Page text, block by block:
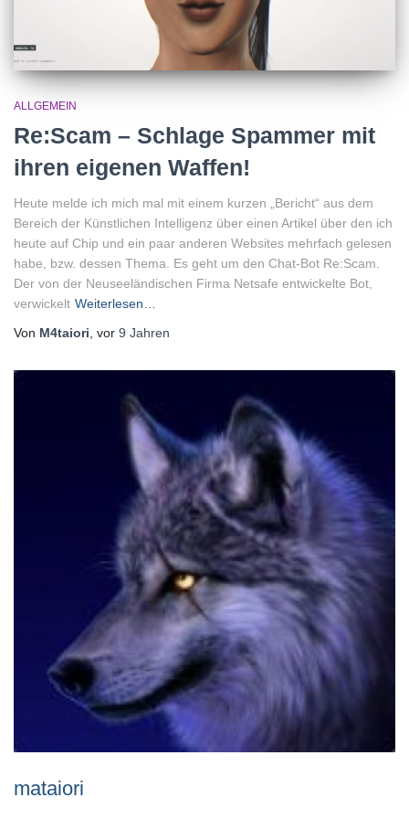
ALLGEMEIN
Re:Scam – Schlage Spammer mit
ihren eigenen Waffen!
Heute melde ich mich mal mit einem kurzen „Bericht“ aus dem
Bereich der Künstlichen Intelligenz über einen Artikel über den ich
heute auf Chip und ein paar anderen Websites mehrfach gelesen
habe, bzw. dessen Thema. Es geht um den Chat-Bot Re:Scam.
Der von der Neuseeländischen Firma Netsafe entwickelte Bot,
verwickelt Weiterlesen…
Von M4taiori , vor 9 Jahren
mataiori